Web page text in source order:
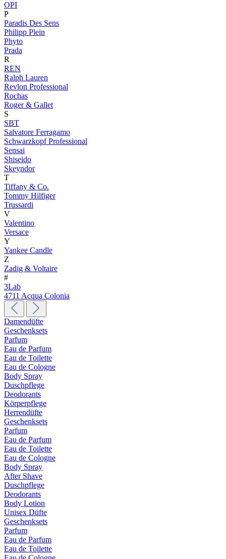
OPI
P
Paradis Des Sens
Philipp Plein
Phyto
Prada
R
REN
Ralph Lauren
Revlon Professional
Rochas
Roger & Gallet
S
SBT
Salvatore Ferragamo
Schwarzkopf Professional
Sensai
Shiseido
Skeyndor
T
Tiffany & Co.
Tommy Hilfiger
Trussardi
V
Valentino
Versace
Y
Yankee Candle
Z
Zadig & Voltaire
#
3Lab
4711 Acqua Colonia
Damendüfte
Geschenksets
Parfum
Eau de Parfum
Eau de Toilette
Eau de Cologne
Body Spray
Duschpflege
Deodorants
Körperpflege
Herrendüfte
Geschenksets
Parfum
Eau de Parfum
Eau de Toilette
Eau de Cologne
Body Spray
After Shave
Duschpflege
Deodorants
Body Lotion
Unisex Düfte
Geschenksets
Parfum
Eau de Parfum
Eau de Toilette